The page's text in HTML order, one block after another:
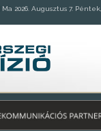
Ma 2026. Augusztus 7. Péntek,